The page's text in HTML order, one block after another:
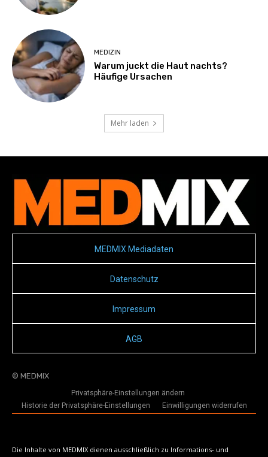
MEDIZIN
Warum juckt die Haut nachts?
Häufige Ursachen
Mehr laden
MEDMIX Mediadaten
Datenschutz
Impressum
AGB
© MEDMIX
Privatsphäre-Einstellungen ändern
Historie der Privatsphäre-Einstellungen
Einwilligungen widerrufen
Die Inhalte von MEDMIX dienen ausschließlich zu Informations- und